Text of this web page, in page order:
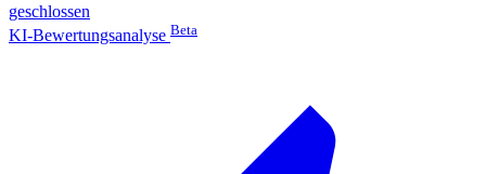
geschlossen
KI-Bewertungsanalyse Beta